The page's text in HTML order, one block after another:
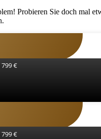
Probieren Sie doch mal
799 €
799 €